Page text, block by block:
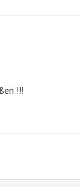
!!!